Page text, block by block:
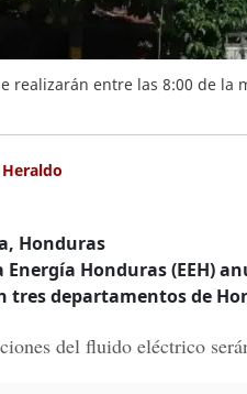
realizarán entre las 8:00 de la
Heraldo
Honduras
Energía Honduras(EEH)
tres departamentos de
del fluido eléctrico